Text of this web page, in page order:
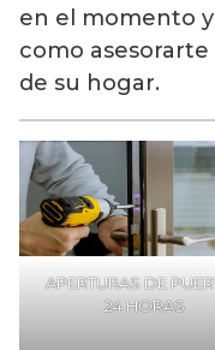
en el momento
como
de su hogar.
APERTURAS DE
24 HORAS